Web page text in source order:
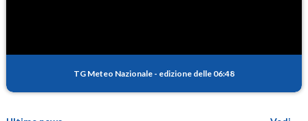
TG Meteo Nazionale - edizione delle 06:48